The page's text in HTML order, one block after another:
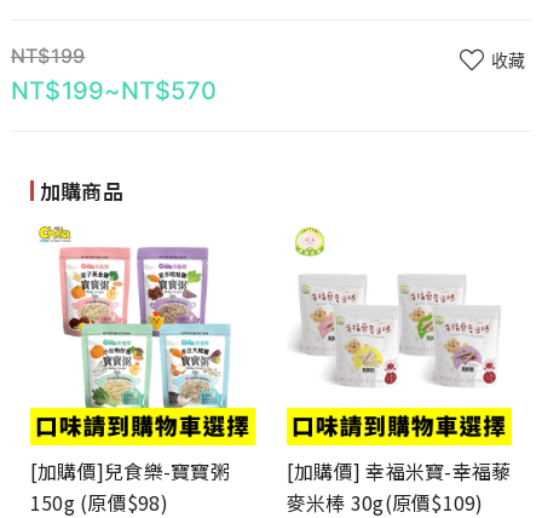
$199
$199~ $570
收藏
加購商品
[加購價]兒食樂-寶寶粥
150g (原價$98)
[加購價] 幸福米寶-幸福藜
麥米棒 30g(原價$109)